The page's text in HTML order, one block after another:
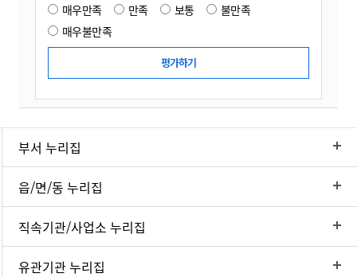
매우만족 만족 보통
불만족
매우불만족
부서 누리집
읍/면/동 누리집
직속기관/사업소 누리집
유관기관 누리집